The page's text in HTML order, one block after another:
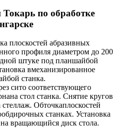
по обработке
плоскостей абразивных
профиля диаметром до 200
штуке под планшайбой
вмеханизированное
станка.
сито соответствующего
стол станка. Снятие кругов
Обточкаплоскостей
станках. Установка
вращающийся диск стола.